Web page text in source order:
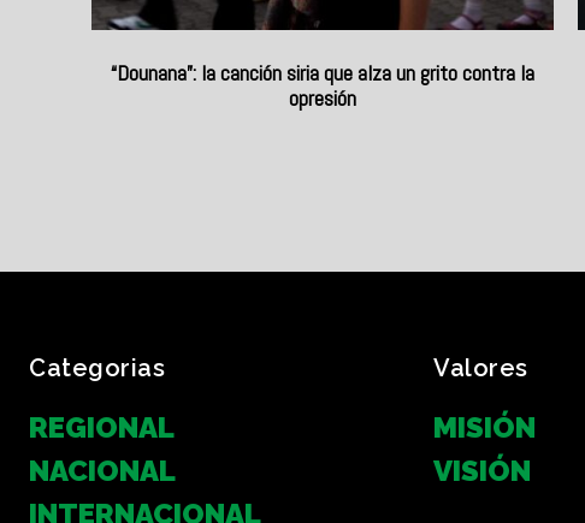
“Dounana”: la canción siria que alza un grito contra la
opresión
Categorias
REGIONAL
NACIONAL
INTERNACIONAL
Valores
MISIÓN
VISIÓN